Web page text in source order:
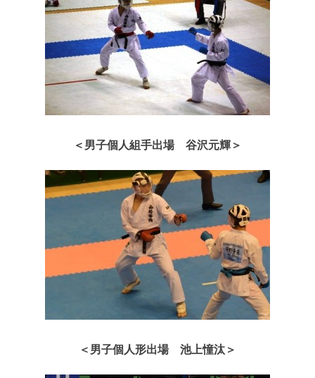
＜男子個人組手出場 谷沢元輝＞
＜男子個人形出場 池上憧汰＞